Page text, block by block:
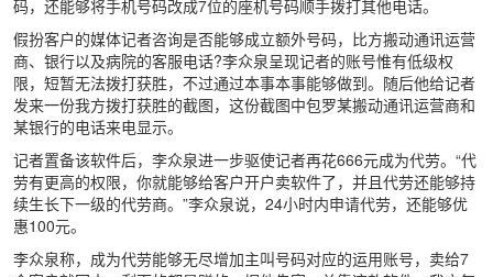
码，还能够将手机号码改成7位的座机号码顺手拨打其他电话。
假扮客户的媒体记者咨询是否能够成立额外号码，比方搬动通讯运营
商、银行以及病院的客服电话?李众泉呈现记者的账号惟有低级权
限，短暂无法拨打获胜，不过通过本事本事能够做到。随后他给记者
发来一份我方拨打获胜的截图，这份截图中包罗某搬动通讯运营商和
某银行的电话来电显示。
记者置备该软件后，李众泉进一步驱使记者再花666元成为代劳。“代
劳有更高的权限，你就能够给客户开户卖软件了，并且代劳还能够持
续生长下一级的代劳商。”李众泉说，24小时内申请代劳，还能够优
惠100元。
李众泉称，成为代劳能够无尽增加主叫号码对应的运用账号，卖给7